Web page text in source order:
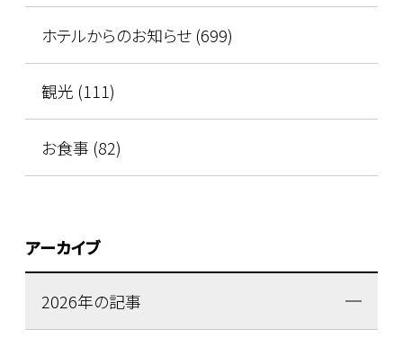
ホテルからのお知らせ (699)
観光 (111)
お食事 (82)
アーカイブ
2026年の記事